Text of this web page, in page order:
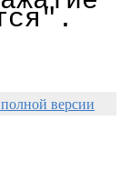
версии